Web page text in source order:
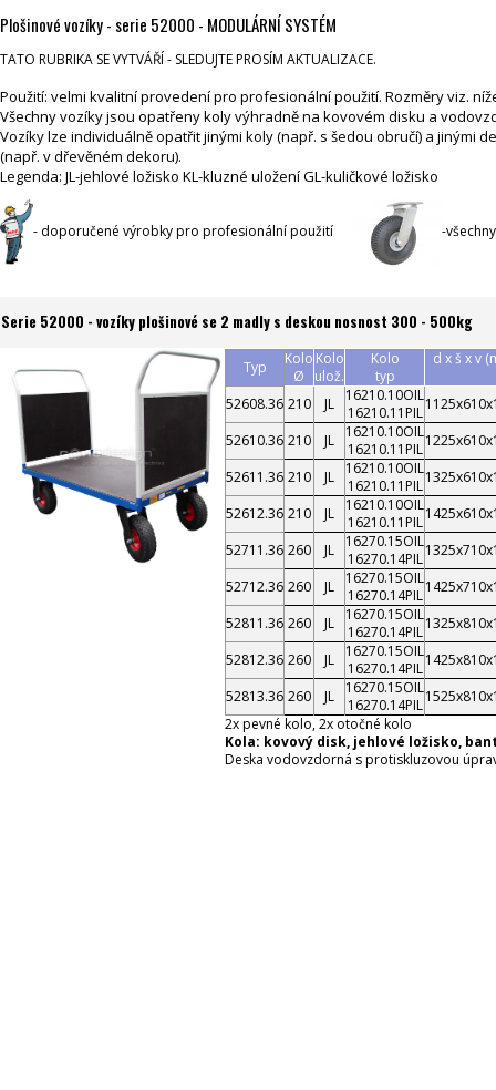
Plošinové vozíky - serie 52000 - MODULÁRNÍ SYSTÉM
TATO RUBRIKA SE VYTVÁŘÍ - SLEDUJTE PROSÍM AKTUALIZACE.
Použití: velmi kvalitní provedení pro profesionální použití. Rozměry viz.
Všechny vozíky jsou opatřeny koly výhradně na kovovém disku a
Vozíky lze individuálně opatřit jinými koly (např. s šedou obručí) a jinými
(např. v dřevěném dekoru).
Legenda: JL-jehlové ložisko KL-kluzné uložení GL-kuličkové ložisko
- doporučené výrobky pro profesionální použití -
Serie 52000 - vozíky plošinové se 2 madly s deskou nosnost 300 - 500kg
Typ
Kolo
Ø
Kolo
ulož.
Kolo
typ
d x š x v
52608.36 210 JL
16210.10OIL
16210.11PIL
52610.36 210 JL
16210.10OIL
16210.11PIL
52611.36 210 JL
16210.10OIL
16210.11PIL
52612.36 210 JL
16210.10OIL
16210.11PIL
52711.36 260 JL
16270.15OIL
16270.14PIL
52712.36 260 JL
16270.15OIL
16270.14PIL
52811.36 260 JL
16270.15OIL
16270.14PIL
52812.36 260 JL
16270.15OIL
16270.14PIL
52813.36 260 JL
16270.15OIL
16270.14PIL
2x pevné kolo, 2x otočné kolo
Kola: kovový disk, jehlové ložisko,
Deska vodovzdorná s protiskluzovou